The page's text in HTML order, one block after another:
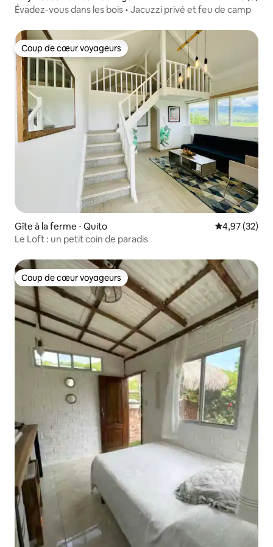
Évadez-vous dans les bois • Jacuzzi privé et feu de camp
Coup de cœur voyageurs
Coup de cœur voyageurs
Gîte à la ferme ⋅ Quito Évaluation
4,97 (32)
Le Loft : un petit coin de paradis
Coup de cœur voyageurs
Coup de cœur voyageurs